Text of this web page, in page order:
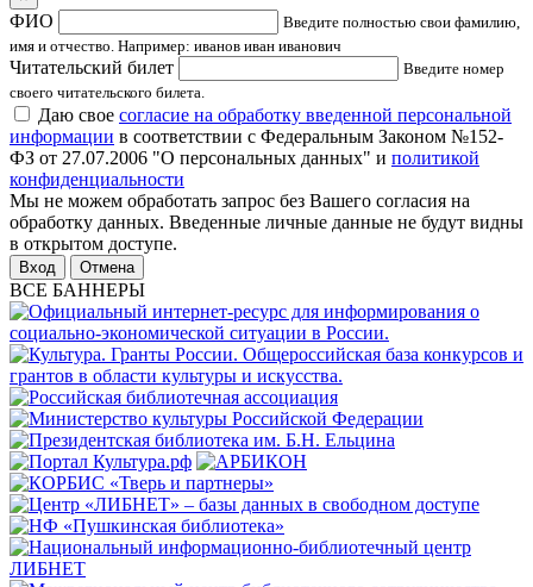
ФИО
Введите полностью свои фамилию,
имя и отчество. Например: иванов иван иванович
Читательский билет
Введите номер
своего читательского билета.
Даю свое согласие на обработку введенной персональной
информации в соответствии с Федеральным Законом №152-
ФЗ от 27.07.2006 "О персональных данных" и политикой
конфиденциальности
Мы не можем обработать запрос без Вашего согласия на
обработку данных. Введенные личные данные не будут видны
в открытом доступе.
Отмена
ВСЕ БАННЕРЫ